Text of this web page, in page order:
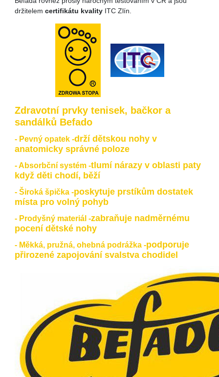
držitelem certifikátu kvality ITC Zlín.
Zdravotní prvky tenisek, bačkor a
sandálků Befado
- Pevný opatek -drží dětskou nohy v
anatomicky správné poloze
- Absorbční systém -tlumí nárazy v oblasti paty
když děti chodí, běží
- Široká špička -poskytuje prstíkům dostatek
místa pro volný pohyb
- Prodyšný materiál -zabraňuje nadměrnému
pocení dětské nohy
- Měkká, pružná, ohebná podrážka -podporuje
přirozené zapojování svalstva chodidel